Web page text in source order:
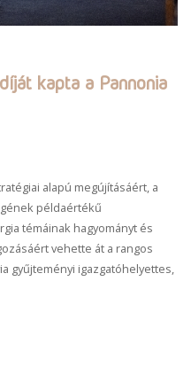
kapta a Pannonia
alapú megújításáért, a
példaértékű
témáinak hagyományt és
vehette át a rangos
gyűjteményi igazgatóhelyettes,